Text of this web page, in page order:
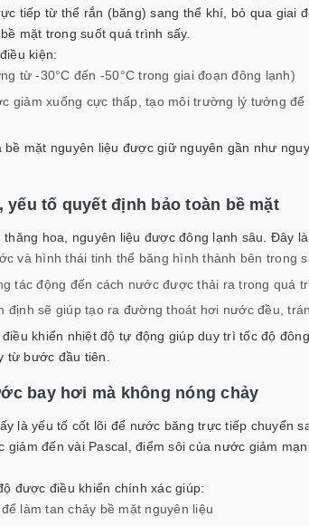
tiếp từ thể rắn (băng) sang thể khí, bỏ qua giai
mặt trong suốt quá trình sấy.
kiện:
từ -30°C đến -50°C trong giai đoạn đông lạnh)
giảm xuống cực thấp, tạo môi trường lý tưởng
bề mặt nguyên liệu được giữ nguyên gần như
yếu tố quyết định bảo toàn bề mặt
hoa, nguyên liệu được đông lạnh sâu. Đây
và hình thái tinh thể băng hình thành bên trong
tác động đến cách nước được thải ra trong quá
định sẽ giúp tạo ra đường thoát hơi nước đều,
khiển nhiệt độ tự động giúp duy trì tốc độ
từ bước đầu tiên.
bay hơi mà không nóng chảy
là yếu tố cốt lõi để nước băng trực tiếp chuyển
giảm đến vài Pascal, điểm sôi của nước giảm
được điều khiển chính xác giúp:
làm tan chảy bề mặt nguyên liệu